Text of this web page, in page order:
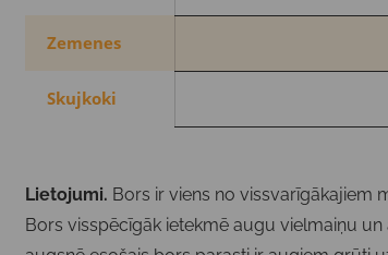
Zemenes
Skujkoki
Lietojumi. Bors ir viens no vissvarīgākajiem
Bors visspēcīgāk ietekmē augu vielmaiņu